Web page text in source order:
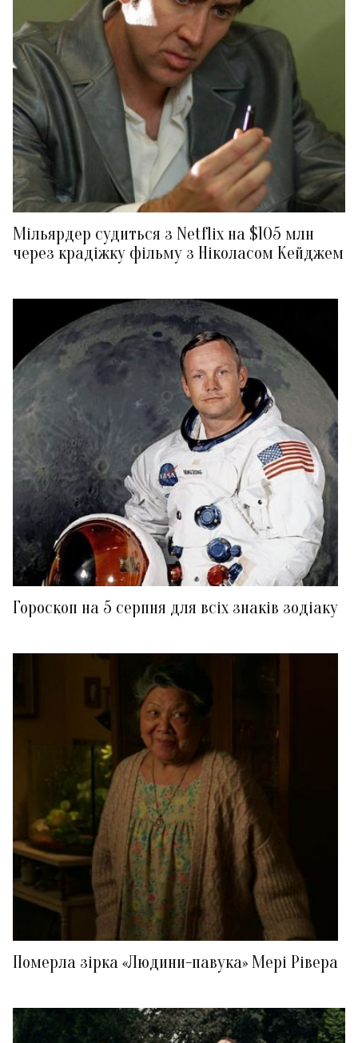
Мільярдер судиться з Netflix на $105 млн
через крадіжку фільму з Ніколасом Кейджем
Гороскоп на 5 серпня для всіх знаків зодіаку
Померла зірка «Людини-павука» Мері Рівера